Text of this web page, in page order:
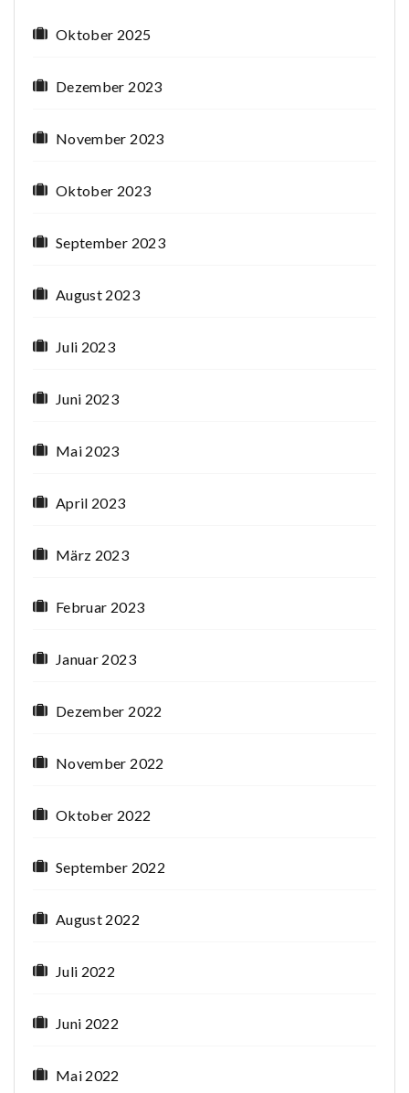
Oktober 2025
Dezember 2023
November 2023
Oktober 2023
September 2023
August 2023
Juli 2023
Juni 2023
Mai 2023
April 2023
März 2023
Februar 2023
Januar 2023
Dezember 2022
November 2022
Oktober 2022
September 2022
August 2022
Juli 2022
Juni 2022
Mai 2022